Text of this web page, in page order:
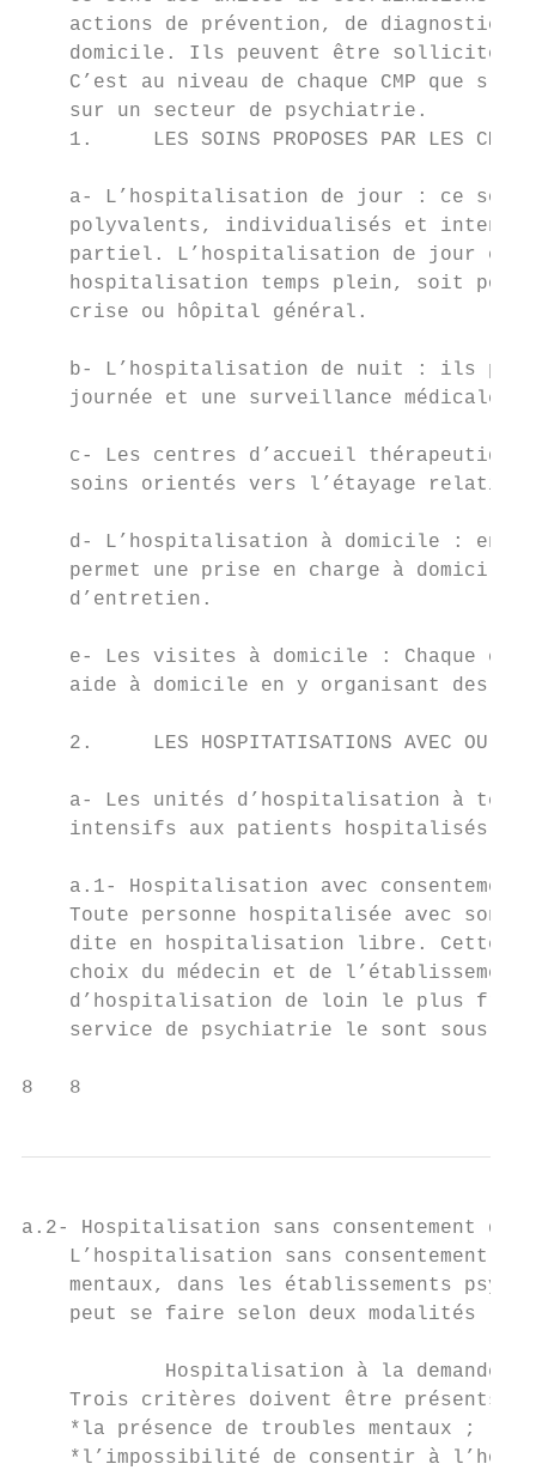
actions de prévention, de diagnostic,
domicile. Ils peuvent être sollicités
C’est au niveau de chaque CMP que
    sur un secteur de psychiatrie.
    1.     LES SOINS PROPOSES PAR LES CMP:
a- L’hospitalisation de jour : ce
polyvalents, individualisés et
partiel. L’hospitalisation de jour
hospitalisation temps plein, soit
    crise ou hôpital général.
b- L’hospitalisation de nuit : ils
journée et une surveillance médicale
c- Les centres d’accueil
soins orientés vers l’étayage
d- L’hospitalisation à domicile : en
permet une prise en charge à
    d’entretien.
e- Les visites à domicile : Chaque
aide à domicile en y organisant des
2.     LES HOSPITATISATIONS AVEC OU
a- Les unités d’hospitalisation à
intensifs aux patients hospitalisés
a.1- Hospitalisation avec consentement
Toute personne hospitalisée avec son
dite en hospitalisation libre. Cette
choix du médecin et de
d’hospitalisation de loin le plus
service de psychiatrie le sont sous ce
8   8
a.2- Hospitalisation sans consentement du
L’hospitalisation sans consentement
mentaux, dans les établissements
peut se faire selon deux modalités :
Hospitalisation à la demande
Trois critères doivent être présents
    *la présence de troubles mentaux ;
*l’impossibilité de consentir à